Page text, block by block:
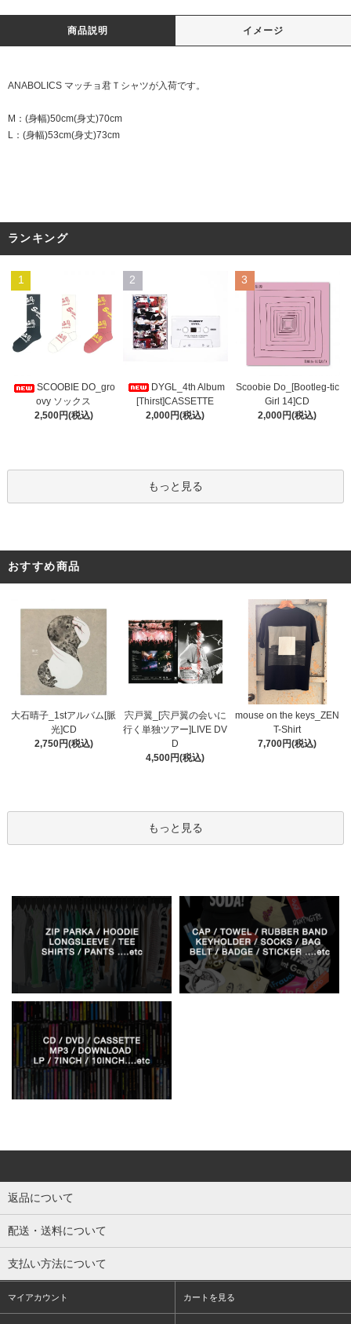
商品説明 イメージ
ANABOLICS マッチョ君Ｔシャツが入荷です。
M：(身幅)50cm(身丈)70cm
L：(身幅)53cm(身丈)73cm
ランキング
1
SCOOBIE DO_gro
ovy ソックス
2,500円(税込)
2
DYGL_4th Album
[Thirst]CASSETTE
2,000円(税込)
3
Scoobie Do_[Bootleg-tic
Girl 14]CD
2,000円(税込)
もっと見る
おすすめ商品
大石晴子_1stアルバム[脈
光]CD
2,750円(税込)
宍戸翼_[宍戸翼の会いに
行く単独ツアー]LIVE DV
D
4,500円(税込)
mouse on the keys_ZEN
T-Shirt
7,700円(税込)
もっと見る
返品について
配送・送料について
支払い方法について
マイアカウント カートを見る